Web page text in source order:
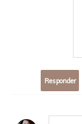
Responder